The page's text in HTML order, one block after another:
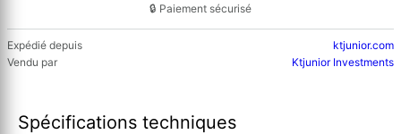
🔒 Paiement sécurisé
Expédié depuis
ktjunior.com
Vendu par
Ktjunior Investments
Spécifications techniques